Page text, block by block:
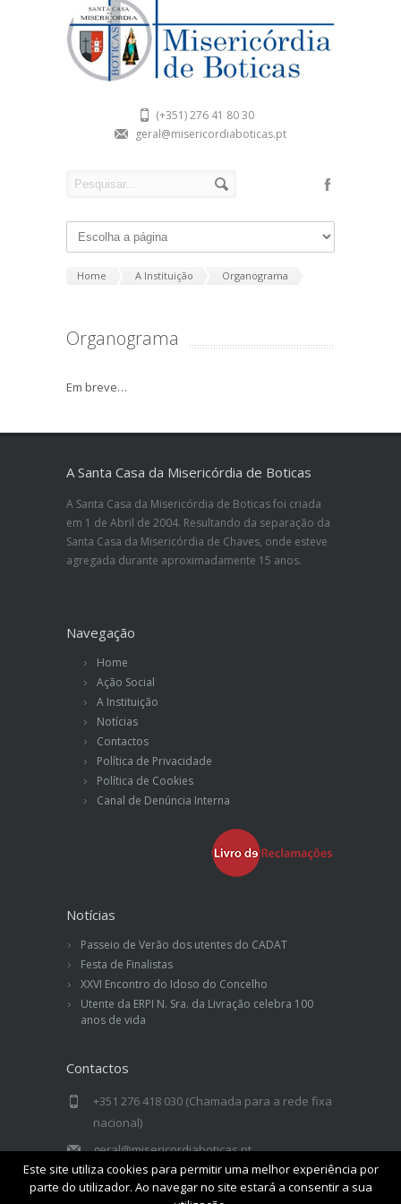
(+351) 276 41 80 30
geral@misericordiaboticas.pt
Home A Instituição Organograma
Organograma
Em breve…
A Santa Casa da Misericórdia de Boticas
A Santa Casa da Misericórdia de Boticas foi criada
em 1 de Abril de 2004. Resultando da separação da
Santa Casa da Misericórdia de Chaves, onde esteve
agregada durante aproximadamente 15 anos.
Navegação
Home
Ação Social
A Instituição
Notícias
Contactos
Política de Privacidade
Política de Cookies
Canal de Denúncia Interna
Notícias
Passeio de Verão dos utentes do CADAT
Festa de Finalistas
XXVI Encontro do Idoso do Concelho
Utente da ERPI N. Sra. da Livração celebra 100
anos de vida
Contactos
+351 276 418 030 (Chamada para a rede fixa
nacional)
geral@misericordiaboticas.pt
Misericórdia de Boticas - Rua Drº Sá
Carneiro, n.º 1 - 5460-327 Boticas
Este site utiliza cookies para permitir uma melhor experiência por
parte do utilizador. Ao navegar no site estará a consentir a sua